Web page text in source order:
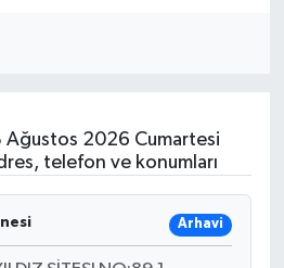
Ağustos 2026 Cumartesi
telefon ve konumları
Arhavi